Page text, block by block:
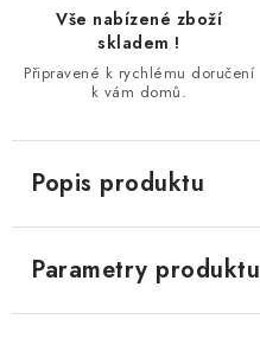
Vše nabízené zboží
skladem !
Připravené k rychlému doručení
k vám domů.
Popis produktu
Parametry produktu